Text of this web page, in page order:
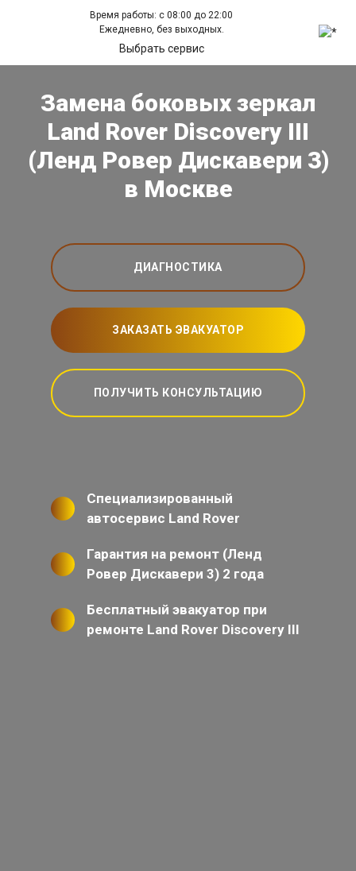
Время работы: с 08:00 до 22:00
Ежедневно, без выходных.
Выбрать сервис
Замена боковых зеркал
Land Rover Discovery III
(Ленд Ровер Дискавери 3)
в Москве
ДИАГНОСТИКА
ЗАКАЗАТЬ ЭВАКУАТОР
ПОЛУЧИТЬ КОНСУЛЬТАЦИЮ
Специализированный
автосервис Land Rover
Гарантия на ремонт (Ленд
Ровер Дискавери 3) 2 года
Бесплатный эвакуатор при
ремонте Land Rover Discovery III